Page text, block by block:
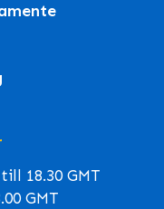
18.30 GMT
GMT